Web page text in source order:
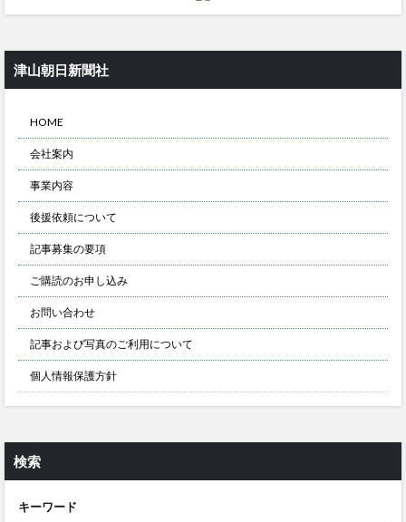
津山朝日新聞社
HOME
会社案内
事業内容
後援依頼について
記事募集の要項
ご購読のお申し込み
お問い合わせ
記事および写真のご利用について
個人情報保護方針
検索
キーワード